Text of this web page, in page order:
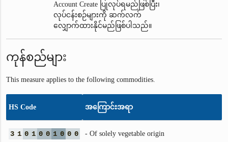
Account Create ပြုလုပ်ရမည်ဖြစ်ပြီး၊
လုပ်ငန်းစဉ်များကို ဆက်လက်
လျှောက်ထားနိုင်မည်ဖြစ်ပါသည်။
ကုန်စည်များ
This measure applies to the following commodities.
HS Code အကြောင်းအရာ
3 1 0 1 0 0 1 0 0 0 - Of solely vegetable origin